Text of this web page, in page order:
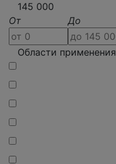
145 000
От
До
Области применения